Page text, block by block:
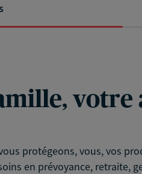
protégeons, vous, vos
en prévoyance, retraite,